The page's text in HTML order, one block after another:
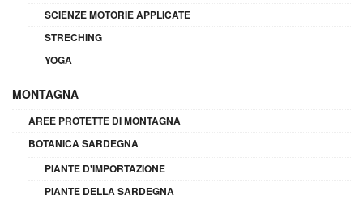
SCIENZE MOTORIE APPLICATE
STRECHING
YOGA
MONTAGNA
AREE PROTETTE DI MONTAGNA
BOTANICA SARDEGNA
PIANTE D'IMPORTAZIONE
PIANTE DELLA SARDEGNA